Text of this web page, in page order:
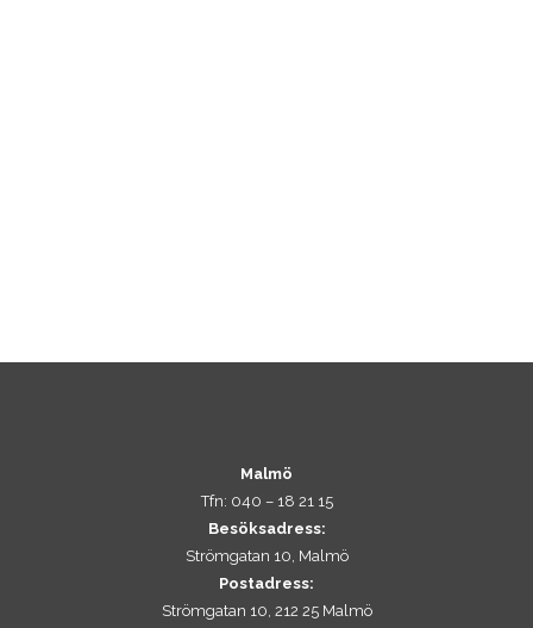
Malmö
Tfn: 040 – 18 21 15
Besöksadress:
Strömgatan 10, Malmö
Postadress:
Strömgatan 10, 212 25 Malmö